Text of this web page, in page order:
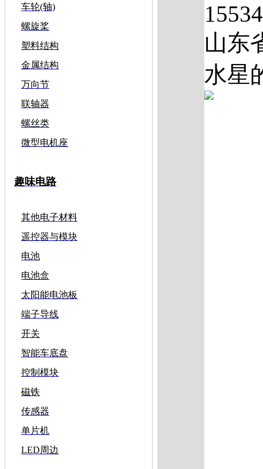
车轮(轴)
螺旋桨
塑料结构
金属结构
万向节
联轴器
螺丝类
微型电机座
趣味电路
其他电子材料
遥控器与模块
电池
电池盒
太阳能电池板
端子导线
开关
智能车底盘
控制模块
磁铁
传感器
单片机
LED周边
山东
水星